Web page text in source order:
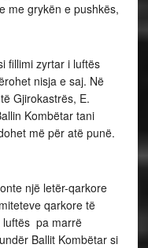
me grykën e pushkës,
fillimi zyrtar i luftës
nisja e saj. Në
Gjirokastrës, E.
Kombëtar tani
më për atë punë.
një letër-qarkore
qarkore të
luftës pa marrë
Ballit Kombëtar si